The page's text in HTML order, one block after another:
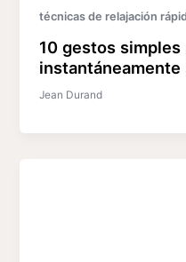
técnicas de relajación
10 gestos
Jean Durand